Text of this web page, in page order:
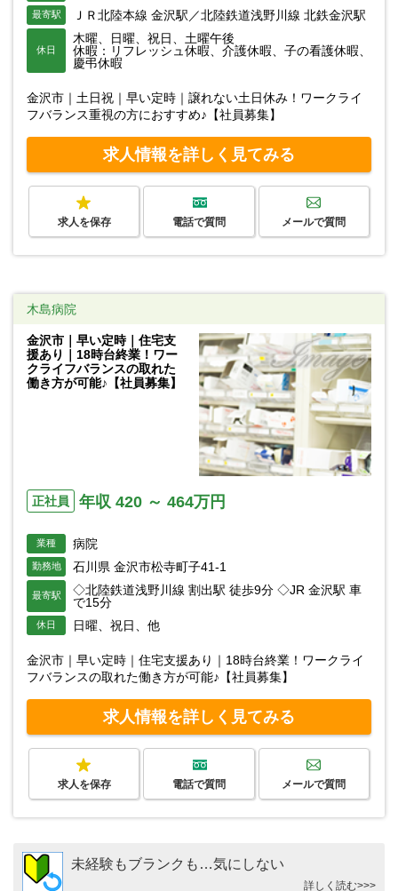
最寄駅 ＪＲ北陸本線 金沢駅／北陸鉄道浅野川線 北鉄金沢駅
休日
木曜、日曜、祝日、土曜午後
休暇：リフレッシュ休暇、介護休暇、子の看護休暇、
慶弔休暇
金沢市｜土日祝｜早い定時｜譲れない土日休み！ワークライ
フバランス重視の方におすすめ♪【社員募集】
求人情報を詳しく見てみる
求人を保存 電話で質問 メールで質問
木島病院
金沢市｜早い定時｜住宅支
援あり｜18時台終業！ワー
クライフバランスの取れた
働き方が可能♪【社員募集】
正社員 年収 420 ～ 464万円
業種 病院
勤務地 石川県 金沢市松寺町子41-1
最寄駅
◇北陸鉄道浅野川線 割出駅 徒歩9分 ◇JR 金沢駅 車
で15分
休日 日曜、祝日、他
金沢市｜早い定時｜住宅支援あり｜18時台終業！ワークライ
フバランスの取れた働き方が可能♪【社員募集】
求人情報を詳しく見てみる
求人を保存 電話で質問 メールで質問
未経験もブランクも…気にしない
詳しく読む>>>